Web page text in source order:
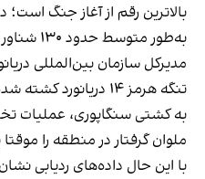
بالاترین رقم از آغاز جنگ
به‌طور متوسط حدود ۱۳۰ شناور از این مسیر عبور می‌کرد.
مدیرکل سازمان بین‌المللی
تنگه هرمز ۱۴
ملوان گرفتار در منطقه را
با این حال داده‌های ردیابی